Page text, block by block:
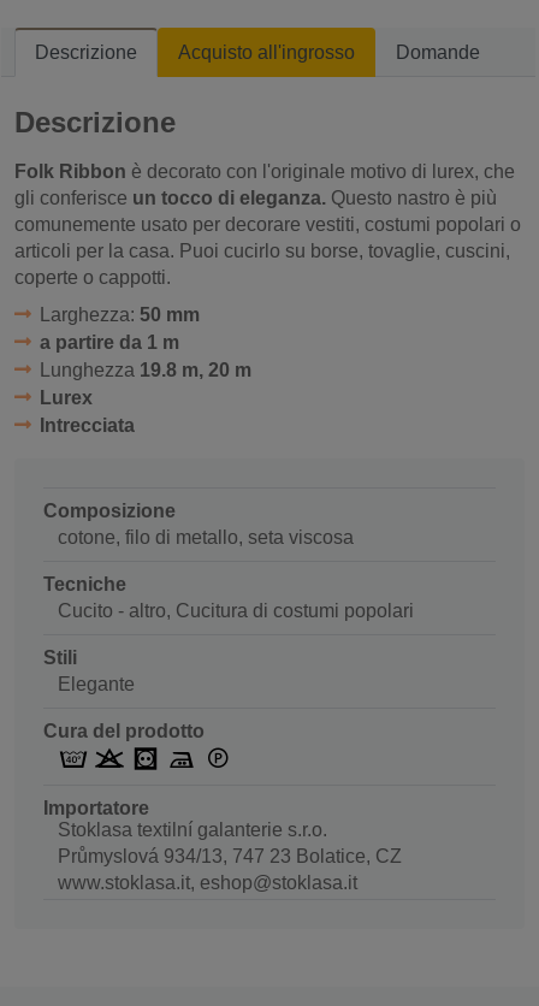
Descrizione Acquisto all'ingrosso Domande
Descrizione
Folk Ribbon è decorato con l'originale motivo di lurex, che
gli conferisce un tocco di eleganza. Questo nastro è più
comunemente usato per decorare vestiti, costumi popolari o
articoli per la casa. Puoi cucirlo su borse, tovaglie, cuscini,
coperte o cappotti.
Larghezza: 50 mm
a partire da 1 m
Lunghezza 19.8 m, 20 m
Lurex
Intrecciata
Composizione
cotone, filo di metallo, seta viscosa
Tecniche
Cucito - altro, Cucitura di costumi popolari
Stili
Elegante
Cura del prodotto
Importatore
Stoklasa textilní galanterie s.r.o.
Průmyslová 934/13, 747 23 Bolatice, CZ
www.stoklasa.it, eshop@stoklasa.it